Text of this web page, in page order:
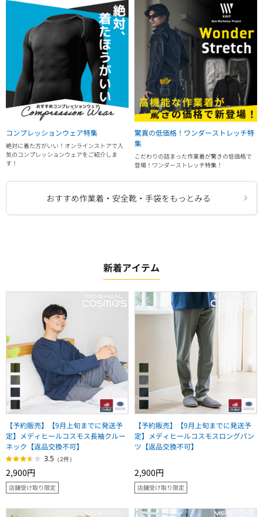
コンプレッションウェア特集
絶対に着た方がいい！オンラインストアで人
気のコンプレッションウェアをご紹介しま
す！
驚異の低価格！ワンダーストレッチ特
集
こだわりの詰まった作業着が驚きの低価格で
登場！ワンダーストレッチ特集！
おすすめ作業着・安全靴・手袋をもっとみる
新着アイテム
【予約販売】【9月上旬までに発送予
定】メディヒールコスモス長袖クルー
ネック【返品交換不可】
3.5 （2件）
2,900円
店舗受け取り限定
【予約販売】【9月上旬までに発送予
定】メディヒールコスモスロングパン
ツ【返品交換不可】
2,900円
店舗受け取り限定